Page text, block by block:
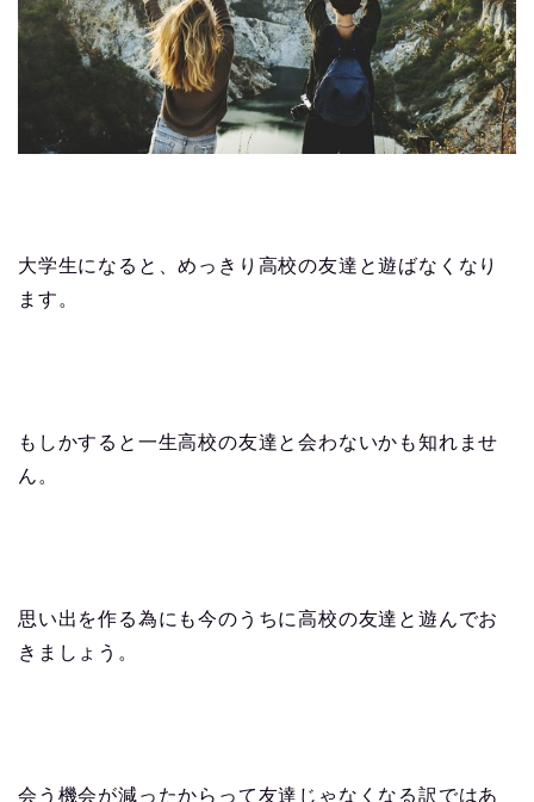
大学生になると、めっきり高校の友達と遊ばなくなり
ます。
もしかすると一生高校の友達と会わないかも知れませ
ん。
思い出を作る為にも今のうちに高校の友達と遊んでお
きましょう。
会う機会が減ったからって友達じゃなくなる訳ではあ